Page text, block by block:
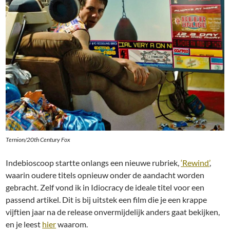
Ternion/20th Century Fox
Indebioscoop startte onlangs een nieuwe rubriek,‘Rewind’,
waarin oudere titels opnieuw onder de aandacht worden
gebracht. Zelf vond ik in Idiocracy de ideale titel voor een
passend artikel. Dit is bij uitstek een film die je een krappe
vijftien jaar na de release onvermijdelijk anders gaat bekijken,
en je leest hierwaarom.